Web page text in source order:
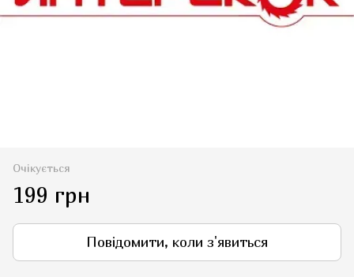
Очікується
199 грн
Повідомити, коли з'явиться